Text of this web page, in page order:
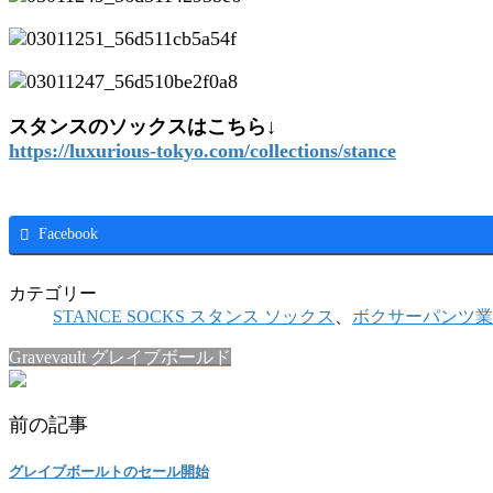
スタンスのソックスはこちら↓
https://luxurious-tokyo.com/collections/stance
Facebook
カテゴリー
STANCE SOCKS スタンス ソックス
ボクサーパンツ
Gravevault グレイブボールド
前の記事
グレイブボールトのセール開始